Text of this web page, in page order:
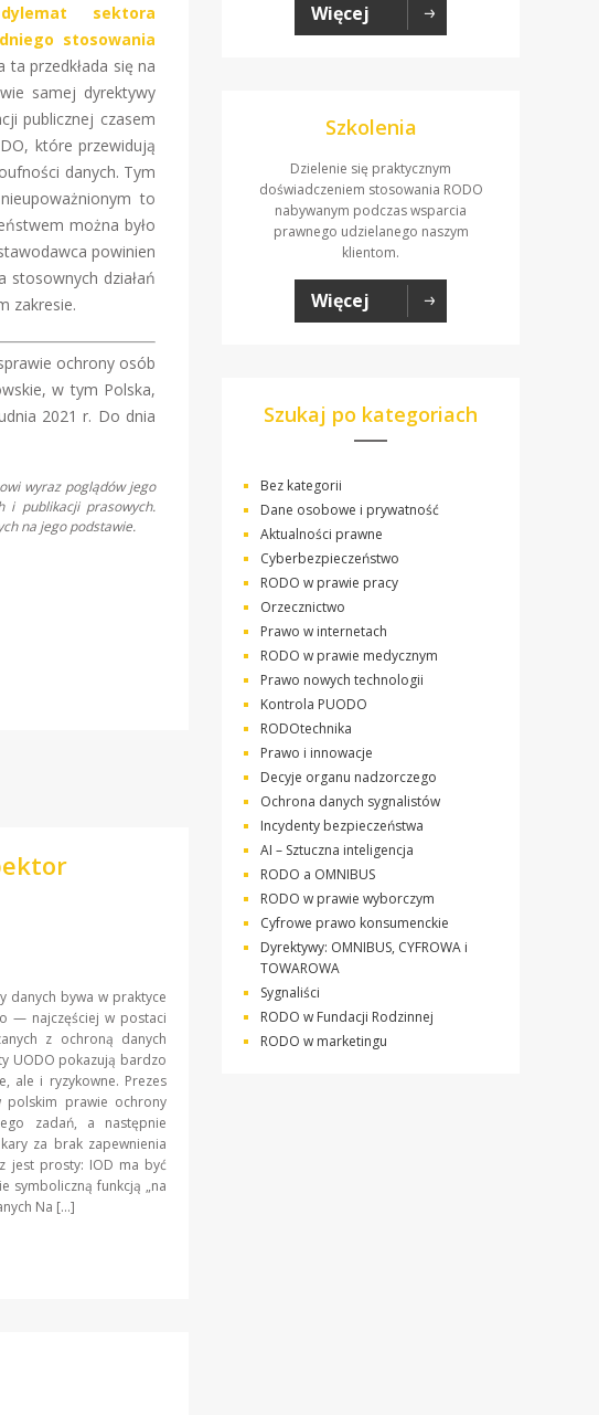
dylemat sektora
stosowania
ta przedkłada się na
samej dyrektywy
publicznej czasem
które przewidują
danych. Tym
to
można było
powinien
stosownych działań
zakresie.
ochrony osób
w tym Polska,
2021 r. Do dnia
wyraz poglądów jego
i publikacji prasowych.
na jego podstawie.
danych bywa w praktyce
— najczęściej w postaci
z ochroną danych
UODO pokazują bardzo
ale i ryzykowne. Prezes
polskim prawie ochrony
zadań, a następnie
za brak zapewnienia
jest prosty: IOD ma być
symboliczną funkcją „na
Na […]
Więcej
Szkolenia
Dzielenie się praktycznym
doświadczeniem stosowania RODO
nabywanym podczas wsparcia
prawnego udzielanego naszym
klientom.
Więcej
Szukaj po kategoriach
Bez kategorii
Dane osobowe i prywatność
Aktualności prawne
Cyberbezpieczeństwo
RODO w prawie pracy
Orzecznictwo
Prawo w internetach
RODO w prawie medycznym
Prawo nowych technologii
Kontrola PUODO
RODOtechnika
Prawo i innowacje
Decyje organu nadzorczego
Ochrona danych sygnalistów
Incydenty bezpieczeństwa
AI – Sztuczna inteligencja
RODO a OMNIBUS
RODO w prawie wyborczym
Cyfrowe prawo konsumenckie
Dyrektywy: OMNIBUS, CYFROWA i
TOWAROWA
Sygnaliści
RODO w Fundacji Rodzinnej
RODO w marketingu